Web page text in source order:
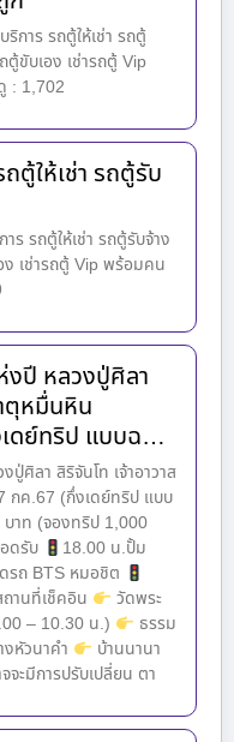
การ รถตู้ให้เช่า รถตู้
ตู้ขับเอง เช่ารถตู้ Vip
: 1,702
ตู้ให้เช่า รถตู้รับ
ร รถตู้ให้เช่า รถตู้รับจ้าง
ง เช่ารถตู้ Vip พร้อมคน
งปี หลวงปู่ศิลา
ตุหมื่นหิน
ดย์ทริป แบบฉ…
ศิลา สิริจันโท เจ้าอาวาส
กค.67 (กึ่งเดย์ทริป แบบ
าท (จองทริป 1,000
ดรับ
18.00 น.ปั้ม
รถ BTS หมอชิต
านที่เช็คอิน
วัดพระ
– 10.30 น.)
ธรรม
หัวนาคำ
บ้านนานา
จะมีการปรับเปลี่ยน ตา